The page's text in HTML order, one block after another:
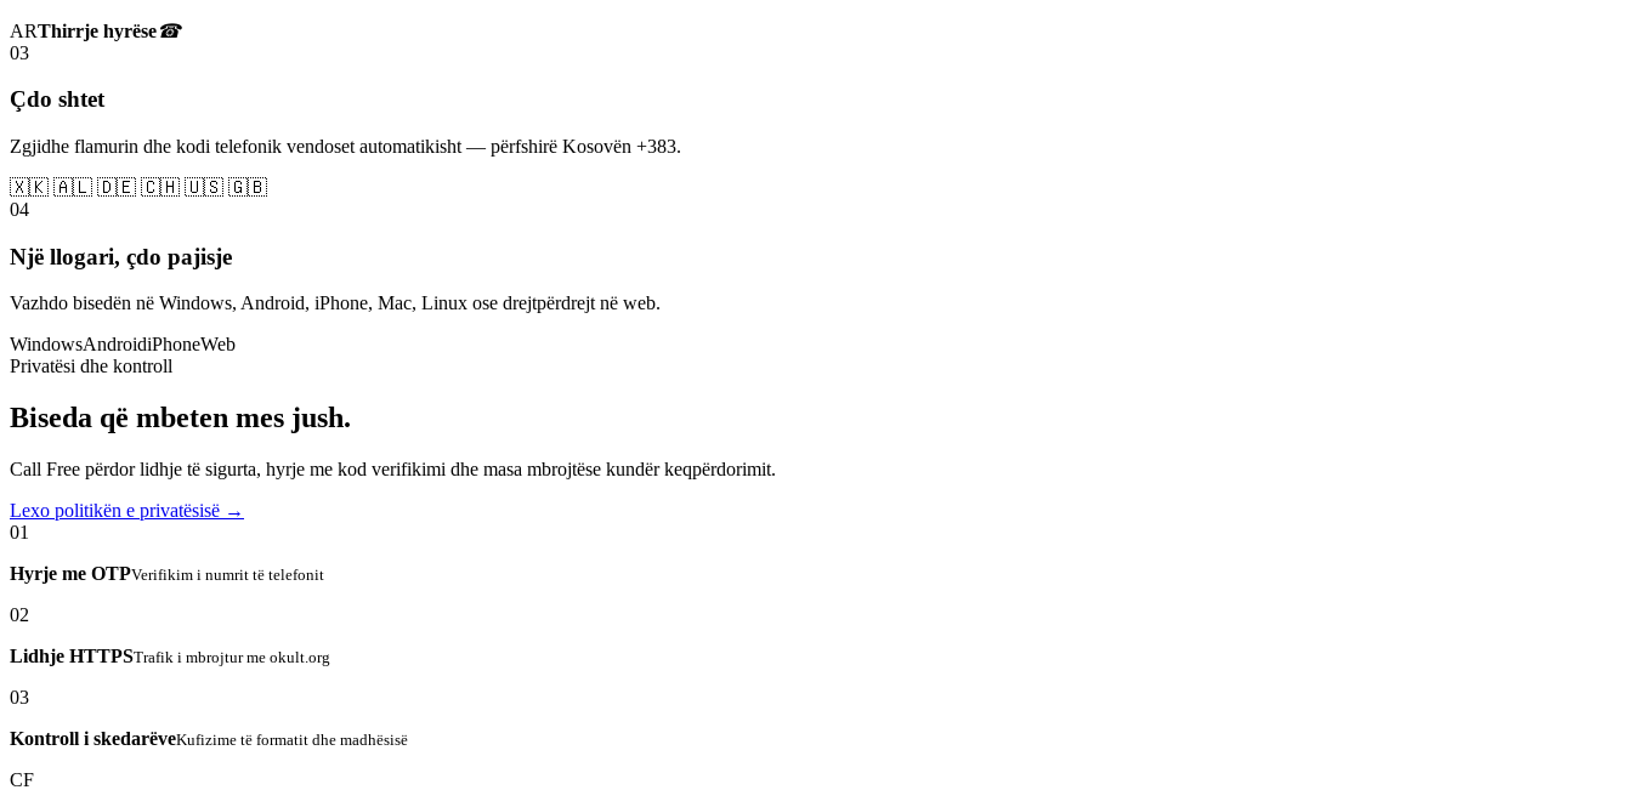
ARThirrje hyrëse☎
03
Çdo shtet
Zgjidhe flamurin dhe kodi telefonik vendoset automatikisht — përfshirë Kosovën +383.
🇽🇰 🇦🇱 🇩🇪 🇨🇭 🇺🇸 🇬🇧
04
Një llogari, çdo pajisje
Vazhdo bisedën në Windows, Android, iPhone, Mac, Linux ose drejtpërdrejt në web.
WindowsAndroidiPhoneWeb
Privatësi dhe kontroll
Biseda që mbeten mes jush.
Call Free përdor lidhje të sigurta, hyrje me kod verifikimi dhe masa mbrojtëse kundër keqpërdorimit.
Lexo politikën e privatësisë →
01
Hyrje me OTPVerifikim i numrit të telefonit
02
Lidhje HTTPSTrafik i mbrojtur me okult.org
03
Kontroll i skedarëveKufizime të formatit dhe madhësisë
CF